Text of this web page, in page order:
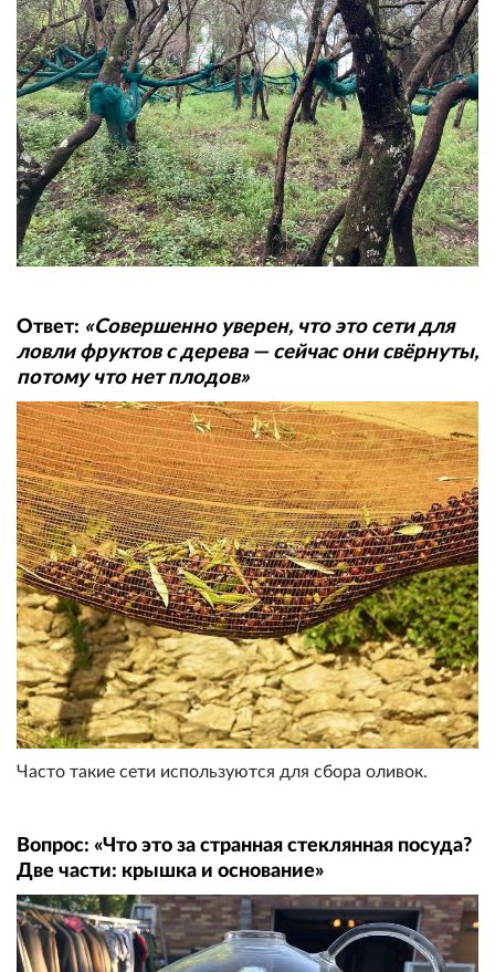
Ответ: «Совершенно уверен, что это сети для
ловли фруктов с дерева — сейчас они свёрнуты,
потому что нет плодов»
Часто такие сети используются для сбора оливок.
Вопрос: «Что это за странная стеклянная посуда?
Две части: крышка и основание»